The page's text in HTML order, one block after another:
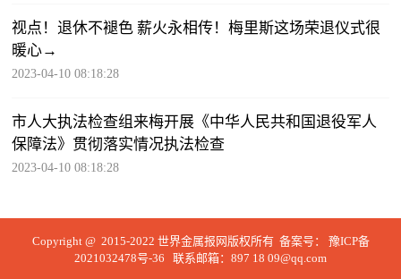
视点！退休不褪色 薪火永相传！梅里斯这场荣退仪式很
暖心→
2023-04-10 08:18:28
市人大执法检查组来梅开展《中华人民共和国退役军人
保障法》贯彻落实情况执法检查
2023-04-10 08:18:28
Copyright @ 2015-2022 世界金属报网版权所有 备案号： 豫ICP备
2021032478号-36 联系邮箱：897 18 09@qq.com